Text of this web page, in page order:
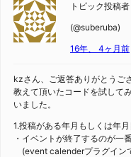
トピック投稿者
(@suberuba)
16年、 4ヶ月前
kzさん、ご返答ありがとうご
教えて頂いたコードを試して
いました。
1.投稿がある年月もしくは年
・イベントが終了するのが一
(event calenderプラグイン